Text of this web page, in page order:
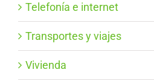
Telefonía e internet
Transportes y viajes
Vivienda